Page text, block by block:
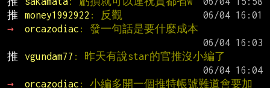
推
money1992922 : 反觀
→
orcazodiac : 發一句話是要什麼成本
推
vgundam77 : 昨天有說star的官推沒小編了
→
orcazodiac : 小編多開一個推特帳號難道會要加